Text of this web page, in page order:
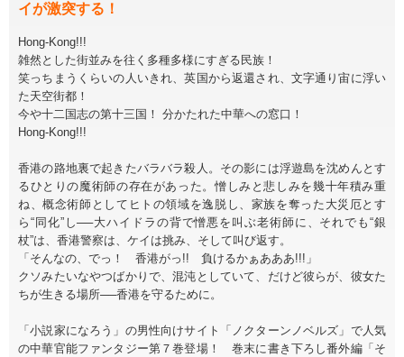
イが激突する！
Hong-Kong!!!
雑然とした街並みを往く多種多様にすぎる民族！
笑っちまうくらいの人いきれ、英国から返還され、文字通り宙に浮い
た天空街都！
今や十二国志の第十三国！ 分かたれた中華への窓口！
Hong-Kong!!!
香港の路地裏で起きたバラバラ殺人。その影には浮遊島を沈めんとす
るひとりの魔術師の存在があった。憎しみと悲しみを幾十年積み重
ね、概念術師としてヒトの領域を逸脱し、家族を奪った大災厄とす
ら“同化”し──大ハイドラの背で憎悪を叫ぶ老術師に、それでも“銀
杖”は、香港警察は、ケイは挑み、そして叫び返す。
「そんなの、でっ！ 香港がっ!! 負けるかぁあああ!!!」
クソみたいなやつばかりで、混沌としていて、だけど彼らが、彼女た
ちが生きる場所──香港を守るために。
「小説家になろう」の男性向けサイト「ノクターンノベルズ」で人気
の中華官能ファンタジー第７巻登場！ 巻末に書き下ろし番外編「そ